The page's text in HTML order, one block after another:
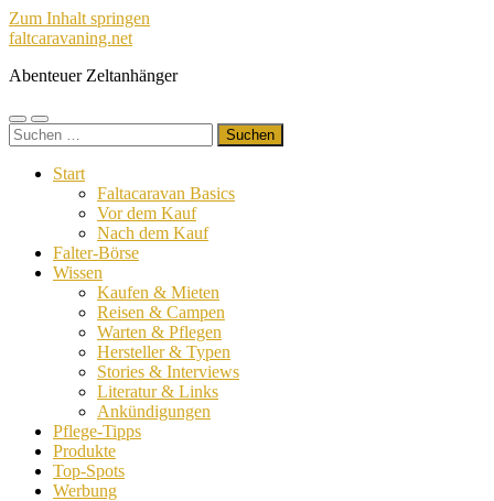
Zum Inhalt springen
faltcaravaning.net
Abenteuer Zeltanhänger
Mobile-
Menü
Suchfeld
ein-/ausblenden
Suchen
nach:
Start
Faltacaravan Basics
Vor dem Kauf
Nach dem Kauf
Falter-Börse
Wissen
Kaufen & Mieten
Reisen & Campen
Warten & Pflegen
Hersteller & Typen
Stories & Interviews
Literatur & Links
Ankündigungen
Pflege-Tipps
Produkte
Top-Spots
Werbung